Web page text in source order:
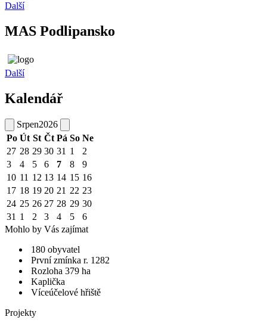
Další
MAS Podlipansko
Další
Kalendář
Srpen2026
Po Út St Čt Pá So Ne
27 28 29 30 31 1
2
3
4 5 6 7 8
9
10 11 12 13 14 15 16
17 18 19 20 21 22 23
24 25 26 27 28 29 30
31 1 2 3 4 5
6
Mohlo by Vás zajímat
180 obyvatel
První zmínka r. 1282
Rozloha 379 ha
Kaplička
Víceúčelové hřiště
Projekty